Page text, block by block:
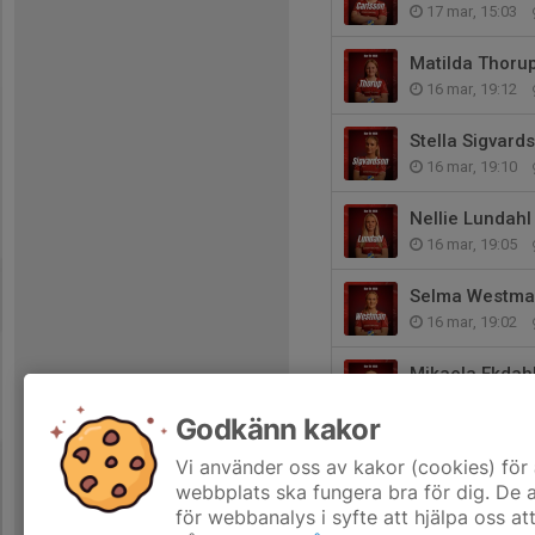
17 mar, 15:03
Matilda
16 mar, 19:12
Stella
16 mar, 19:10
Nellie
16 mar, 19:05
Selma
16 mar, 19:02
Mikaela
16 mar, 18:42
Godkänn kakor
Vi använder oss av kakor (cookies)
webbplats ska fungera bra för dig. De
för webbanalys i syfte att hjälpa oss